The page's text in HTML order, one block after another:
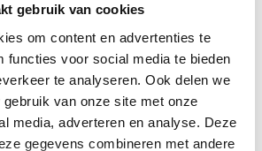
gebruik van cookies
om content en advertenties te
functies voor social media te bieden
te analyseren. Ook delen we
van onze site met onze
media, adverteren en analyse. Deze
gegevens combineren met andere
behuizing. Geleidbaarheid kan worden
van het contact tussen de
(alleen van toepassing op "N"-